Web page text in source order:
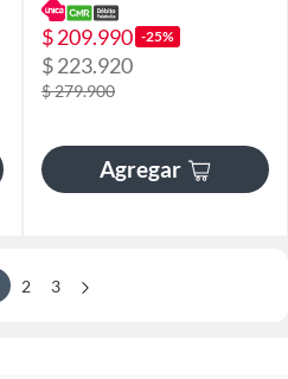
$ 209.990 -25%
$ 223.920
$ 279.900
Agregar
2 3